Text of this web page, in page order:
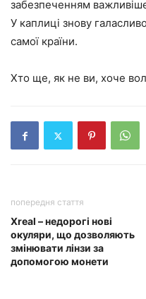
забезпеченням
У каплиці знову
самої країни.
Хто ще, як не ви, хоче
попередня стаття
Xreal – недорогі нові
окуляри, що дозволяють
змінювати лінзи за
допомогою монети